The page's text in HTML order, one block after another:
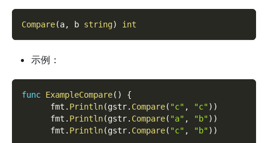
Compare(a, b string) int
示例：
func ExampleCompare( )
{
      fmt
. Println(gstr. Compare( "c" , "c") )
      fmt
. Println(gstr. Compare( "a" , "b") )
      fmt
. Println(gstr. Compare( "c" , "b") )